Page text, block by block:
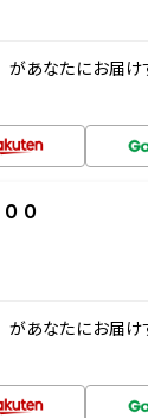
あなたにお届
０
あなたにお届